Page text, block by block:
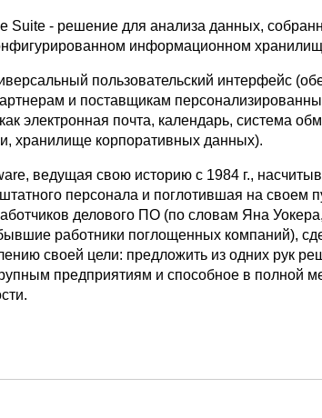
Suite - решение для анализа данных,
информационном
пользовательский интерфейс
и поставщикам
электронная почта, календарь, система
хранилище корпоративных данных).
ведущая свою историю с 1984 г.,
персонала и поглотившая на своем
делового ПО (по словам Яна
работники поглощенных компаний),
своей цели: предложить из одних рук
предприятиям и способное в полной